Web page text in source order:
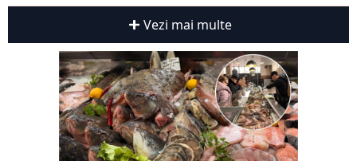
Vezi mai multe